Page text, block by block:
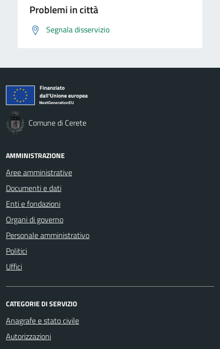
Problemi in città
Segnala disservizio
Comune di Cerete
AMMINISTRAZIONE
Aree amministrative
Documenti e dati
Enti e fondazioni
Organi di governo
Personale amministrativo
Politici
Uffici
CATEGORIE DI SERVIZIO
Anagrafe e stato civile
Autorizzazioni